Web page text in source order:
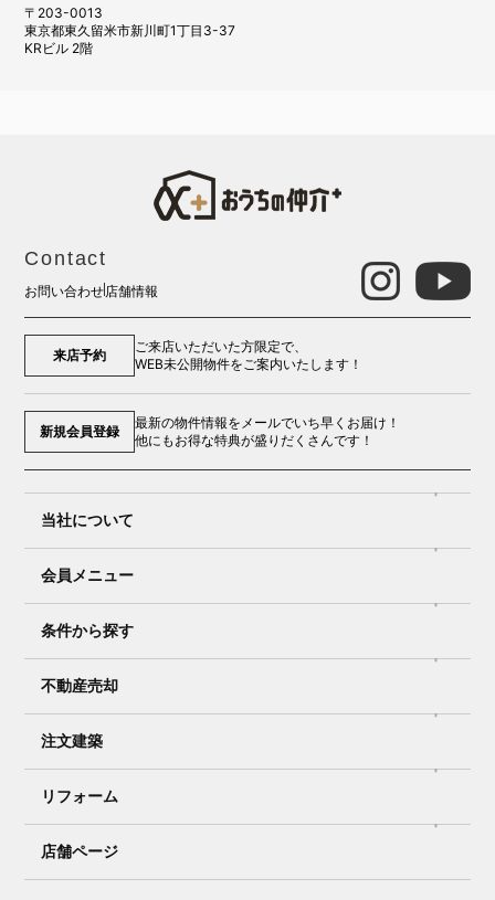
〒203-0013
東京都東久留米市新川町1丁目3-37
KRビル 2階
Contact
お問い合わせ 店舗情報
来店予約
ご来店いただいた方限定で、
WEB未公開物件をご案内いたします！
新規会員登録
最新の物件情報をメールでいち早くお届け！
他にもお得な特典が盛りだくさんです！
当社について
会員メニュー
条件から探す
不動産売却
注文建築
リフォーム
店舗ページ